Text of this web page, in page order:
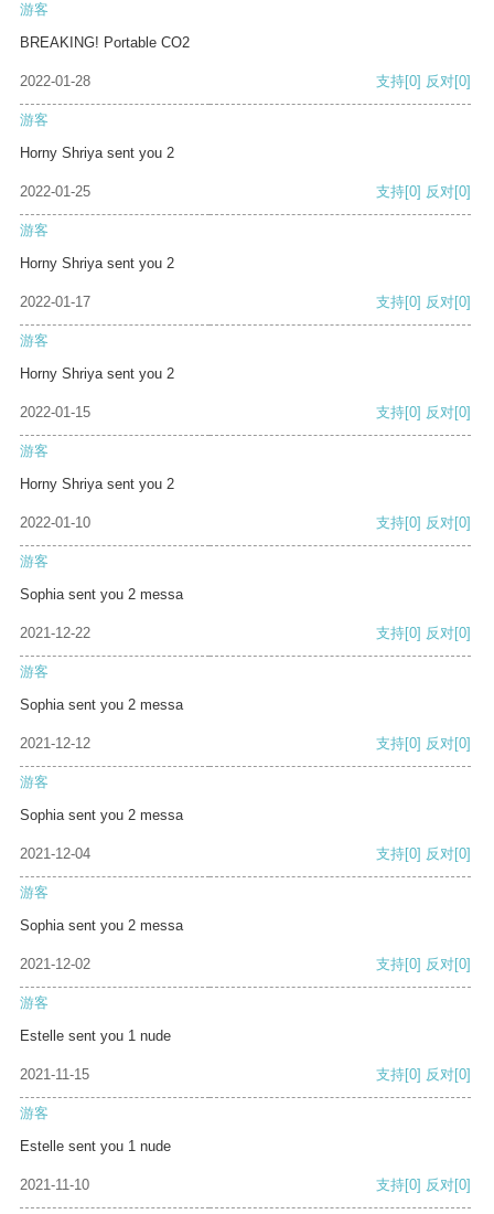
游客
BREAKING! Portable CO2
2022-01-28 支持[0] 反对[0]
游客
Horny Shriya sent you 2
2022-01-25 支持[0] 反对[0]
游客
Horny Shriya sent you 2
2022-01-17 支持[0] 反对[0]
游客
Horny Shriya sent you 2
2022-01-15 支持[0] 反对[0]
游客
Horny Shriya sent you 2
2022-01-10 支持[0] 反对[0]
游客
Sophia sent you 2 messa
2021-12-22 支持[0] 反对[0]
游客
Sophia sent you 2 messa
2021-12-12 支持[0] 反对[0]
游客
Sophia sent you 2 messa
2021-12-04 支持[0] 反对[0]
游客
Sophia sent you 2 messa
2021-12-02 支持[0] 反对[0]
游客
Estelle sent you 1 nude
2021-11-15 支持[0] 反对[0]
游客
Estelle sent you 1 nude
2021-11-10 支持[0] 反对[0]